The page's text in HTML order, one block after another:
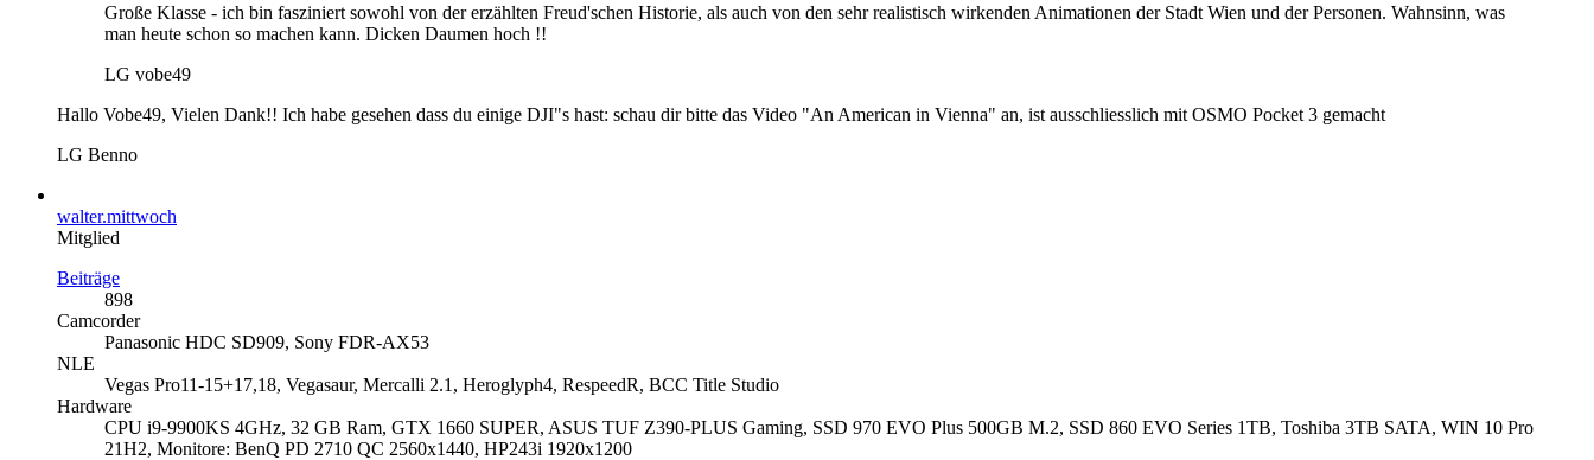
Große Klasse - ich bin fasziniert sowohl von der erzählten Freud'schen Historie, als auch von den sehr realistisch wirkenden Animationen der Stadt Wien und der Personen. Wahnsinn, was
man heute schon so machen kann. Dicken Daumen hoch !!
LG vobe49
Hallo Vobe49, Vielen Dank!! Ich habe gesehen dass du einige DJI"s hast: schau dir bitte das Video "An American in Vienna" an, ist ausschliesslich mit OSMO Pocket 3 gemacht
LG Benno
walter.mittwoch
Mitglied
Beiträge
898
Camcorder
Panasonic HDC SD909, Sony FDR-AX53
NLE
Vegas Pro11-15+17,18, Vegasaur, Mercalli 2.1, Heroglyph4, RespeedR, BCC Title Studio
Hardware
CPU i9-9900KS 4GHz, 32 GB Ram, GTX 1660 SUPER, ASUS TUF Z390-PLUS Gaming, SSD 970 EVO Plus 500GB M.2, SSD 860 EVO Series 1TB, Toshiba 3TB SATA, WIN 10 Pro
21H2, Monitore: BenQ PD 2710 QC 2560x1440, HP243i 1920x1200